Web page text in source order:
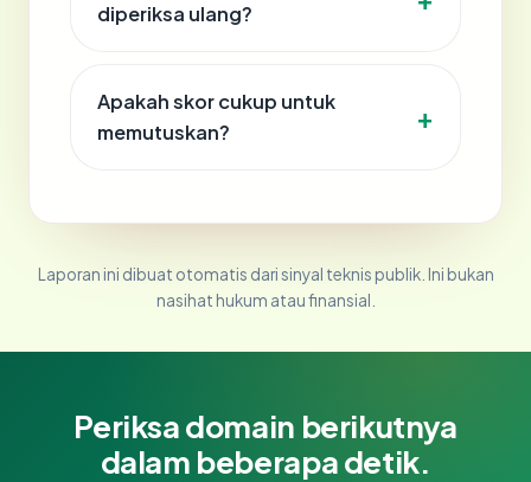
diperiksa ulang?
Apakah skor cukup untuk
memutuskan?
Laporan ini dibuat otomatis dari sinyal teknis publik. Ini bukan
nasihat hukum atau finansial.
Periksa domain berikutnya
dalam beberapa detik.